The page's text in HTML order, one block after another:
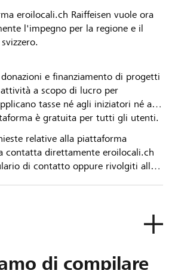
eroilocali.ch Raiffeisen vuole ora
l'impegno per la regione e il
e finanziamento di progetti
a scopo di lucro per
tasse né agli iniziatori né ai
è gratuita per tutti gli utenti.
relative alla piattaforma
contatta direttamente eroilocali.ch
di contatto oppure rivolgiti alla
di compilare